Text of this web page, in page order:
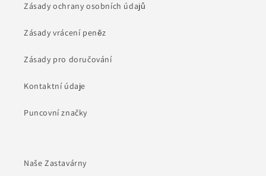
Zásady ochrany osobních údajů
Zásady vrácení peněz
Zásady pro doručování
Kontaktní údaje
Puncovní značky
Naše Zastavárny